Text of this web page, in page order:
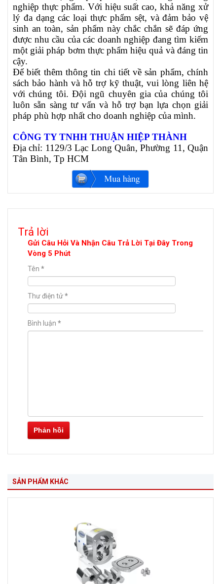
nghiệp thực phẩm. Với hiệu suất cao, khả năng xử
lý đa dạng các loại thực phẩm sệt, và đảm bảo vệ
sinh an toàn, sản phẩm này chắc chắn sẽ đáp ứng
được nhu cầu của các doanh nghiệp đang tìm kiếm
một giải pháp bơm thực phẩm hiệu quả và đáng tin
cậy.
Để biết thêm thông tin chi tiết về sản phẩm, chính
sách bảo hành và hỗ trợ kỹ thuật, vui lòng liên hệ
với chúng tôi. Đội ngũ chuyên gia của chúng tôi
luôn sẵn sàng tư vấn và hỗ trợ bạn lựa chọn giải
pháp phù hợp nhất cho doanh nghiệp của mình.
CÔNG TY TNHH THUẬN HIỆP THÀNH
Địa chỉ: 1129/3 Lạc Long Quân, Phường 11, Quận
Tân Bình, Tp HCM
Trả lời
Gửi Câu Hỏi Và Nhận Câu Trả Lời Tại Đây Trong
Vòng 5 Phút
Tên *
Thư điện tử*
Bình luận *
Phản hồi
SẢN PHẨM KHÁC